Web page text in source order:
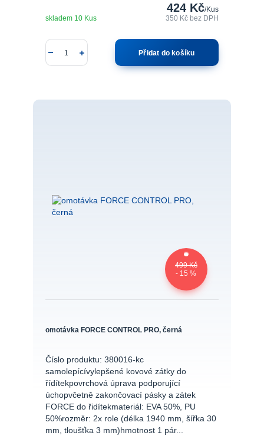
424 Kč/Kus
350 Kč bez DPH
skladem 10 Kus
Přidat do košíku
499 Kč
- 15 %
omotávka FORCE CONTROL PRO, černá
Číslo produktu: 380016-kc
samolepícívylepšené kovové zátky do
řídítekpovrchová úprava podporující
úchopvčetně zakončovací pásky a zátek
FORCE do řidítekmateriál: EVA 50%, PU
50%rozměr: 2x role (délka 1940 mm, šířka 30
mm, tloušťka 3 mm)hmotnost 1 pár...